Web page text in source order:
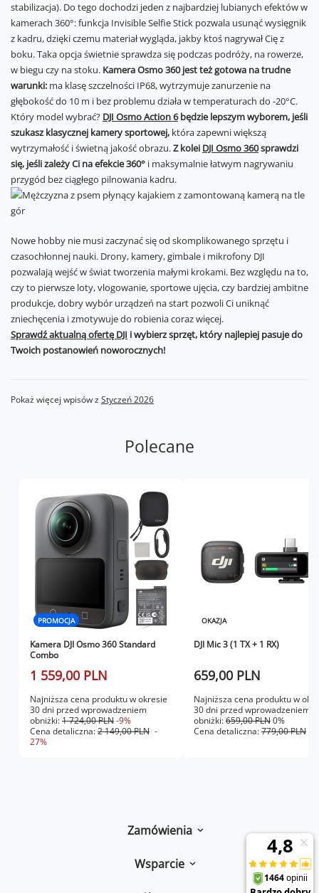
stabilizacja). Do tego dochodzi jeden z najbardziej lubianych efektów w
kamerach 360°: funkcja Invisible Selfie Stick pozwala usunąć wysięgnik
z kadru, dzięki czemu materiał wygląda, jakby ktoś nagrywał Cię z
boku. Taka opcja świetnie sprawdza się podczas podróży, na rowerze,
w biegu czy na stoku. Kamera Osmo 360 jest też gotowa na trudne
warunki: ma klasę szczelności IP68, wytrzymuje zanurzenie na
głębokość do 10 m i bez problemu działa w temperaturach do -20°C.
Który model wybrać? DJI Osmo Action 6będzie lepszym wyborem, jeśli
szukasz klasycznej kamery sportowej, która zapewni większą
wytrzymałość i świetną jakość obrazu.Z kolei DJI Osmo 360sprawdzi
się, jeśli zależy Ci na efekcie 360° i maksymalnie łatwym nagrywaniu
przygód bez ciągłego pilnowania kadru.
Nowe hobby nie musi zaczynać się od skomplikowanego sprzętu i
czasochłonnej nauki. Drony, kamery, gimbale i mikrofony DJI
pozwalają wejść w świat tworzenia małymi krokami. Bez względu na to,
czy to pierwsze loty, vlogowanie, sportowe ujęcia, czy bardziej ambitne
produkcje, dobry wybór urządzeń na start pozwoli Ci uniknąć
zniechęcenia i zmotywuje do robienia coraz więcej.
Sprawdź aktualną ofertę DJI i wybierz sprzęt, który najlepiej pasuje do
Twoich postanowień noworocznych!
Pokaż więcej wpisów z Styczeń 2026
Polecane
PROMOCJA
Kamera DJI Osmo 360 Standard
Combo
1 559,00 PLN
Najniższa cena produktu w okresie
30 dni przed wprowadzeniem
obniżki:1 724,00 PLN-9%
Cena detaliczna:2 149,00 PLN -
27%
OKAZJA
DJI Mic 3 (1 TX + 1 RX)
659,00 PLN
Najniższa cena produktu w
30 dni przed wprowadzeniem
obniżki:659,00 PLN0%
Cena detaliczna:779,00 PLN
Zamówienia
Wsparcie